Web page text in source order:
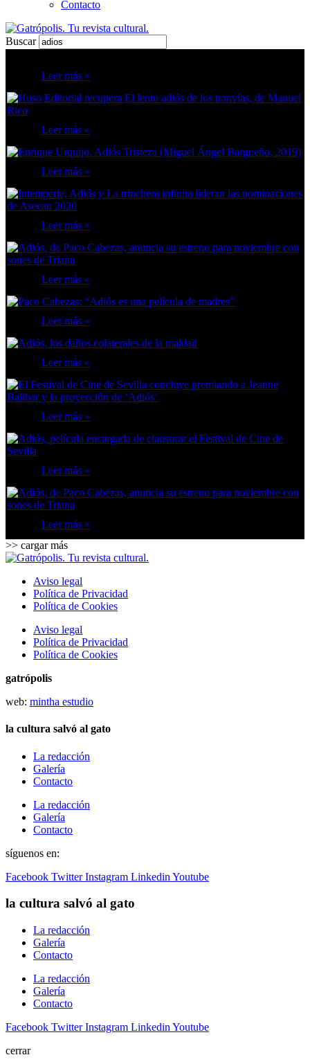
Contacto
Buscar
Leer más »
Leer más »
Leer más »
Leer más »
Leer más »
Leer más »
Leer más »
Leer más »
Leer más »
Leer más »
>> cargar más
Aviso legal
Política de Privacidad
Política de Cookies
Aviso legal
Política de Privacidad
Política de Cookies
gatrópolis
web: mintha estudio
la cultura salvó al gato
La redacción
Galería
Contacto
La redacción
Galería
Contacto
síguenos en:
Facebook Twitter Instagram Linkedin Youtube
la cultura salvó al gato
La redacción
Galería
Contacto
La redacción
Galería
Contacto
Facebook Twitter Instagram Linkedin Youtube
cerrar